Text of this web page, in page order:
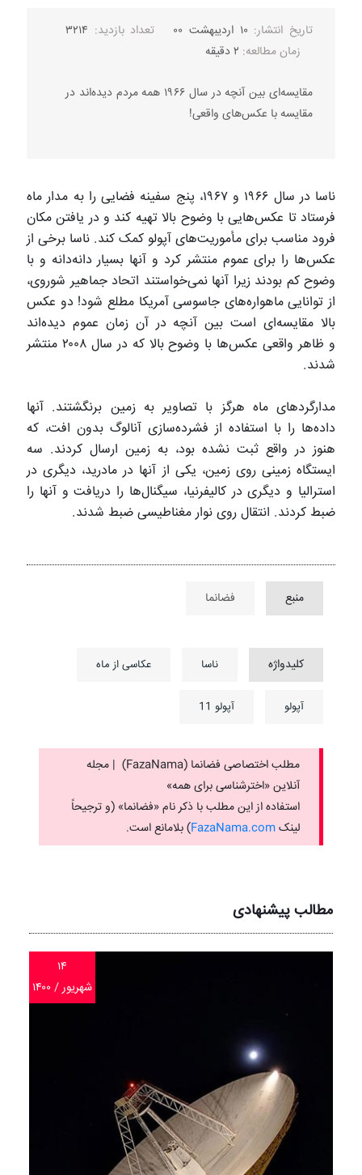
تاریخ انتشار: ۱۰ اردیبهشت ۰۰ تعداد بازدید: ۳۲۱۴
زمان مطالعه: ۲ دقیقه
مقایسه‌ای بین آنچه در سال ۱۹۶۶ همه مردم دیده‌اند در
مقایسه با عکس‌های واقعی!
ناسا در سال ۱۹۶۶ و ۱۹۶۷، پنج سفینه فضایی را به مدار ماه
فرستاد تا عکس‌هایی با وضوح بالا تهیه کند و در یافتن مکان
فرود مناسب برای مأموریت‌های آپولو کمک کند. ناسا برخی از
عکس‌ها را برای عموم منتشر کرد و آنها بسیار دانه‌دانه و با
وضوح کم بودند زیرا آنها نمی‌خواستند اتحاد جماهیر شوروی،
از توانایی ماهواره‌های جاسوسی آمریکا مطلع شود! دو عکس
بالا مقایسه‌ای است بین آنچه در آن زمان عموم دیده‌اند
و ظاهر واقعی عکس‌ها با وضوح بالا که در سال ۲۰۰۸ منتشر
شدند.
مدارگردهای ماه هرگز با تصاویر به زمین برنگشتند. آنها
داده‌ها را با استفاده از فشرده‌سازی آنالوگ بدون افت، که
هنوز در واقع ثبت نشده بود، به زمین ارسال کردند. سه
ایستگاه زمینی روی زمین، یکی از آنها در مادرید، دیگری در
استرالیا و دیگری در کالیفرنیا، سیگنال‌ها را دریافت و آنها را
ضبط کردند. انتقال روی نوار مغناطیسی ضبط شدند.
منبع فضانما
کلیدواژه ناسا عکاسی از ماه
آپولو آپولو 11
مطلب اختصاصی فضانما (FazaNama) | مجله
آنلاین «اخترشناسی برای همه»
استفاده از این مطلب با ذکر نام «فضانما» (و ترجیحاً
لینک ‌FazaNama.com) بلامانع است.
مطالب پیشنهادی
۱۴
شهریور / ۱۴۰۰